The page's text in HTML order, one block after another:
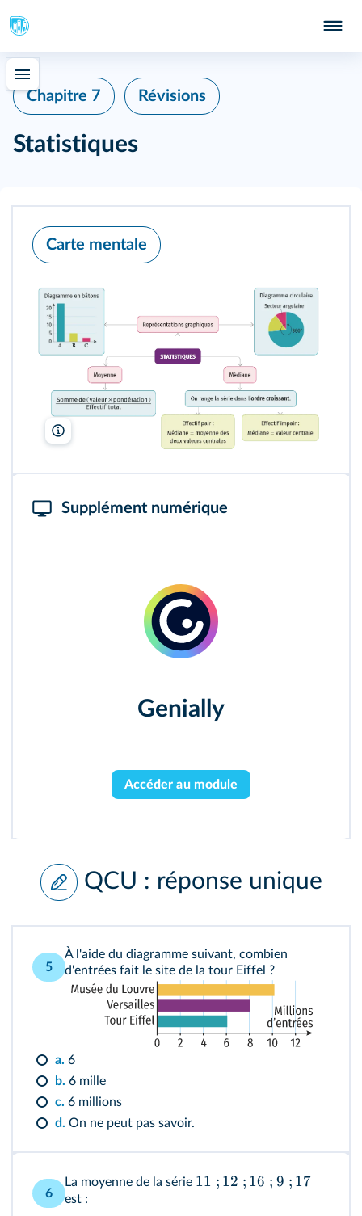
Chapitre 7 Révisions
Statistiques
Carte mentale
Supplément numérique
Genially
Accéder au module
QCU : réponse unique
5
À l'aide du diagramme suivant, combien
d'entrées fait le site de la tour Eiffel ?
a. 6
b. 6 mille
c. 6 millions
d. On ne peut pas savoir.
6
La moyenne de la série 11 ; 12 ; 16 ; 9 ; 17
est :